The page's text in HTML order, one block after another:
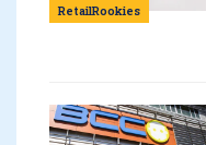
RetailRookies